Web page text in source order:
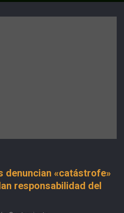
denuncian «catástrofe»
responsabilidad del